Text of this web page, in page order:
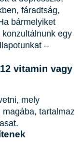
fáradtság,
bármelyiket
egy
–
vitamin vagy
mely
tartalmaz